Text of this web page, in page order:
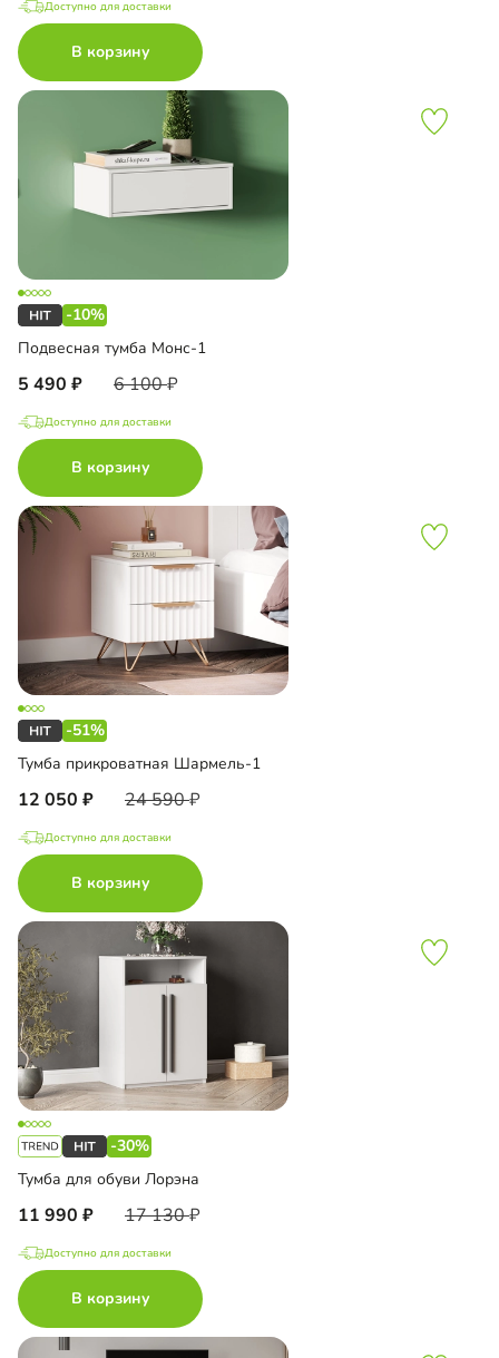
Доступно для доставки
В корзину
-10%
Подвесная тумба Монс-1
5 490 6 100
Доступно для доставки
В корзину
-51%
Тумба прикроватная Шармель-1
12 050 24 590
Доступно для доставки
В корзину
-30%
Тумба для обуви Лорэна
11 990 17 130
Доступно для доставки
В корзину